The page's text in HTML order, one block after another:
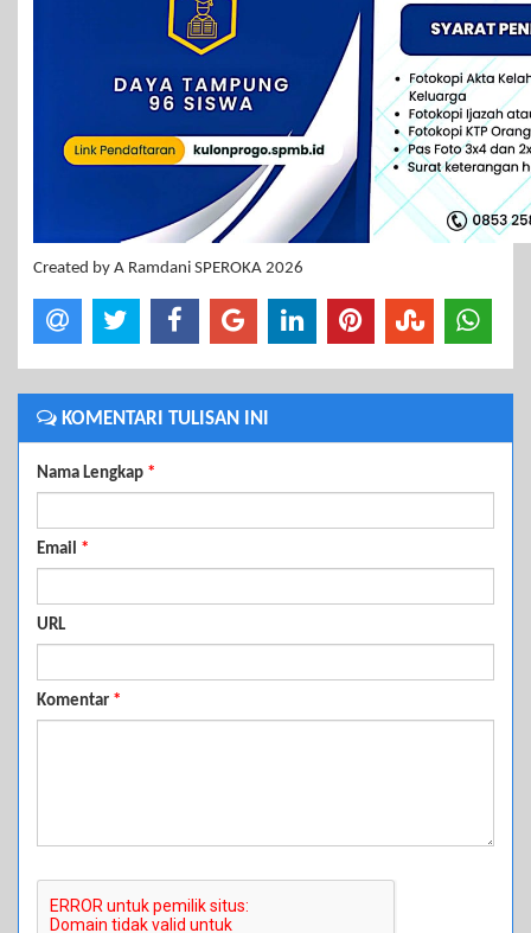
Created by A Ramdani SPEROKA 2026
KOMENTARI TULISAN INI
Nama Lengkap *
Email *
URL
Komentar *